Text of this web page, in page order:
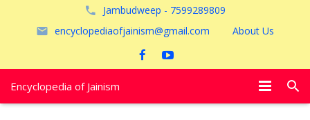
Jambudweep - 7599289809
encyclopediaofjainism@gmail.com
About Us
Encyclopedia of Jainism